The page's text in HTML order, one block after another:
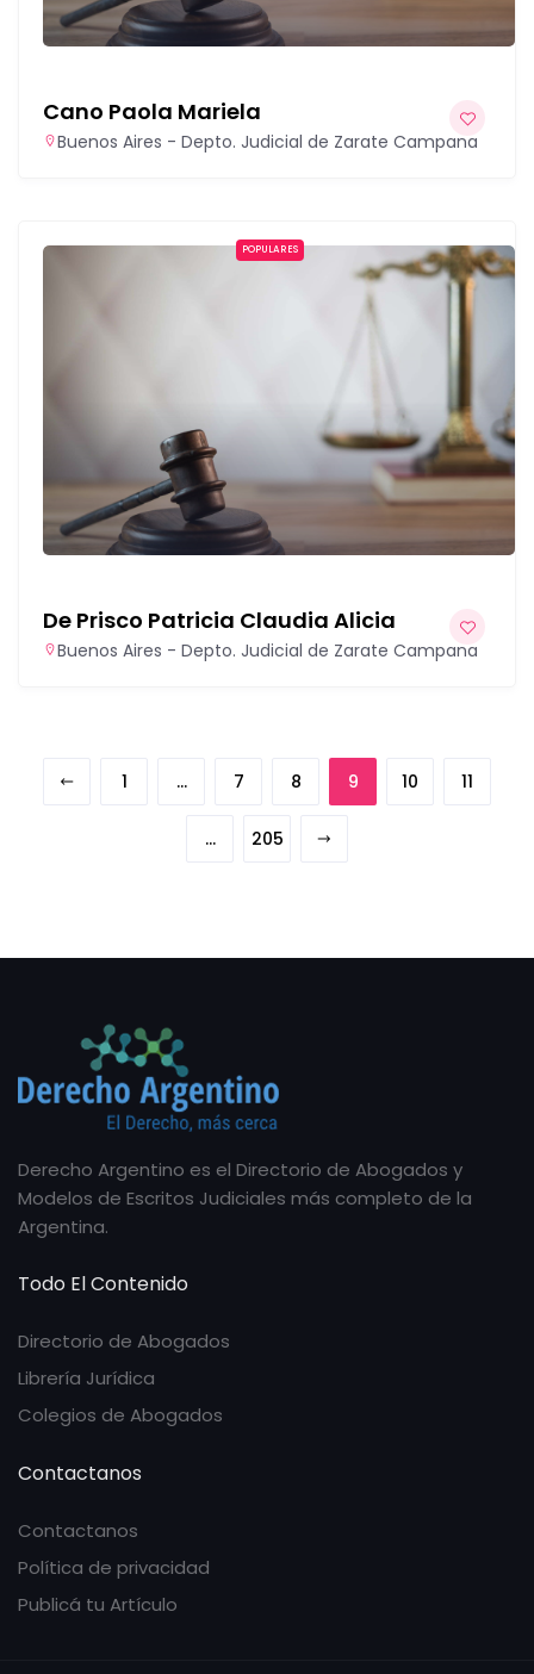
Cano Paola Mariela
Buenos Aires - Depto. Judicial de Zarate Campana
POPULARES
De Prisco Patricia Claudia Alicia
Buenos Aires - Depto. Judicial de Zarate Campana
1 … 7 8 9 10 11
… 205
Derecho Argentino es el Directorio de Abogados y
Modelos de Escritos Judiciales más completo de la
Argentina.
Todo El Contenido
Directorio de Abogados
Librería Jurídica
Colegios de Abogados
Contactanos
Contactanos
Política de privacidad
Publicá tu Artículo